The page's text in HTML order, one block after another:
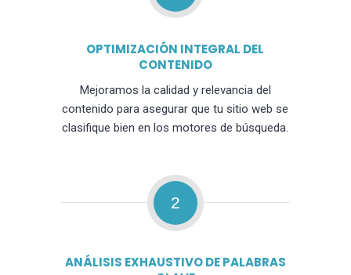
OPTIMIZACIÓN INTEGRAL DEL
CONTENIDO
Mejoramos la calidad y relevancia del
contenido para asegurar que tu sitio web se
clasifique bien en los motores de búsqueda.
2
ANÁLISIS EXHAUSTIVO DE PALABRAS